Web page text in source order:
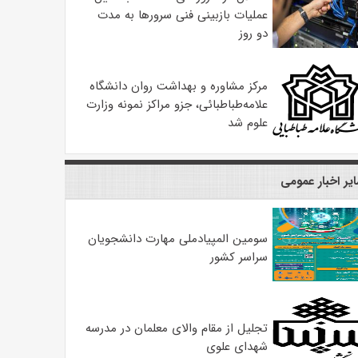
عملیات بازبینی فنی سرورها به مدت
دو روز
مرکز مشاوره و بهداشت روان دانشگاه
علامه‌طباطبائی، جزو مراکز نمونه وزارت
علوم شد
اخبار عمومی
سومین المپیادملی مهارت دانشجویان
سراسر کشور
تجلیل از مقام والای معلمان در مدرسه
شهدای علوی